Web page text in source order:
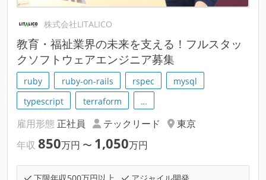
株式会社LITALICO
教育・福祉業界の未来を支える！フルスタッ
クソフトウェアエンジニア募集
ruby ruby-on-rails rspec
mysql
typescript
terraform …
雇用形態 正社員 テックリード
東京
年収 850万円 〜 1,050万円